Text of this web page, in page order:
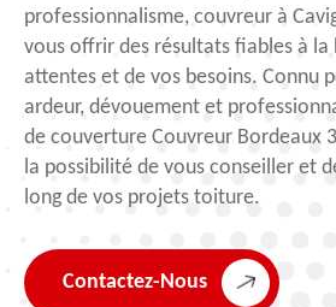
professionnalisme, couvreur à
vous offrir des résultats fiables à la
attentes et de vos besoins. Connu
ardeur, dévouement et
de couverture Couvreur Bordeaux
la possibilité de vous conseiller et
long de vos projets toiture.
Contactez-Nous